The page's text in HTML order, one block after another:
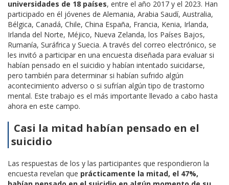
universidades de 18 países, entre el año 2017 y el 2023. Han
participado en él jóvenes de Alemania, Arabia Saudí, Australia,
Bélgica, Canadá, Chile, China España, Francia, Kenia, Irlanda,
Irlanda del Norte, Méjico, Nueva Zelanda, los Países Bajos,
Rumanía, Suráfrica y Suecia. A través del correo electrónico, se
les invitó a participar en una encuesta diseñada para evaluar si
habían pensado en el suicidio y habían intentado suicidarse,
pero también para determinar si habían sufrido algún
acontecimiento adverso o si sufrían algún tipo de trastorno
mental. Este trabajo es el más importante llevado a cabo hasta
ahora en este campo.
Casi la mitad habían pensado en el
suicidio
Las respuestas de los y las participantes que respondieron la
encuesta revelan que prácticamente la mitad, el 47%,